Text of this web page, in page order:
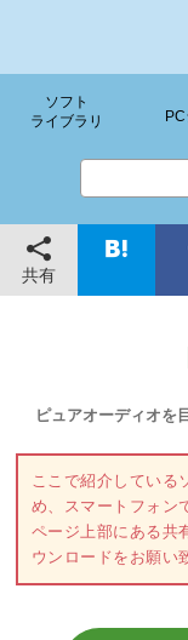
ソフト
ライブラリ
共有
ピュアオーディオを
ここで紹介している
め、スマートフォン
ページ上部にある共
ウンロードをお願い